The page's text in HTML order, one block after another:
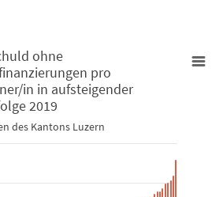
pro Einwohner/in in
Luzern
Nettoschuld ohne
ohne
pro
in in aufsteigender
2019
des Kantons Luzern